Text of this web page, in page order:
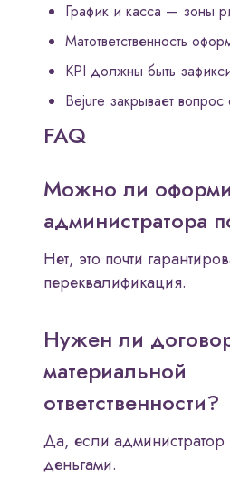
График и касса — зоны
Матответственность
KPI должны быть
Bejure закрывает вопрос
FAQ
Можно ли
администратора
Нет, это почти
переквалификация.
Нужен ли
материальной
ответственности?
Да, если администратор
деньгами.